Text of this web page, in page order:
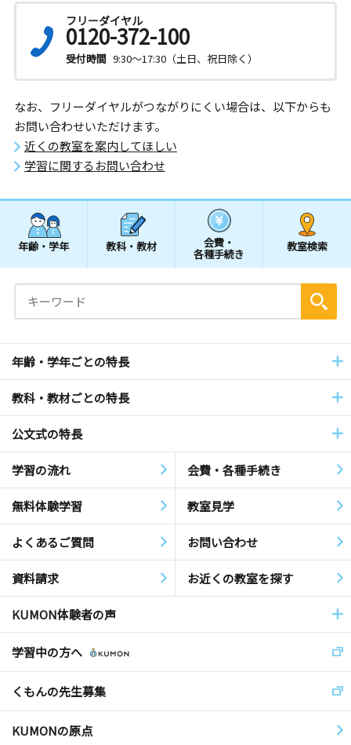
フリーダイヤル
0120-372-100
受付時間 9:30～17:30（土日、祝日除く）
なお、フリーダイヤルがつながりにくい場合は、以下からも
お問い合わせいただけます。
近くの教室を案内してほしい
学習に関するお問い合わせ
年齢・学年 教科・教材 会費・
各種手続き
教室検索
年齢・学年ごとの特長
教科・教材ごとの特長
公文式の特長
学習の流れ 会費・各種手続き
無料体験学習 教室見学
よくあるご質問 お問い合わせ
資料請求 お近くの教室を探す
KUMON体験者の声
学習中の方へ
くもんの先生募集
KUMONの原点